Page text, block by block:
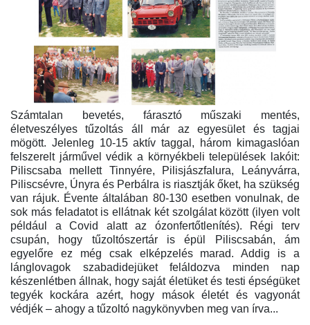
Számtalan bevetés, fárasztó műszaki mentés,
életveszélyes tűzoltás áll már az egyesület és tagjai
mögött. Jelenleg 10-15 aktív taggal, három kimagaslóan
felszerelt járművel védik a környékbeli települések lakóit:
Piliscsaba mellett Tinnyére, Pilisjászfalura, Leányvárra,
Piliscsévre, Únyra és Perbálra is riasztják őket, ha szükség
van rájuk. Évente általában 80-130 esetben vonulnak, de
sok más feladatot is ellátnak két szolgálat között (ilyen volt
például a Covid alatt az ózonfertőtlenítés). Régi terv
csupán, hogy tűzoltószertár is épül Piliscsabán, ám
egyelőre ez még csak elképzelés marad. Addig is a
lánglovagok szabadidejüket feláldozva minden nap
készenlétben állnak, hogy saját életüket és testi épségüket
tegyék kockára azért, hogy mások életét és vagyonát
védjék – ahogy a tűzoltó nagykönyvben meg van írva...